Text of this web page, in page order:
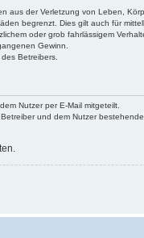
der Verletzung von Leben,
begrenzt. Dies gilt auch für
oder grob fahrlässigem
Gewinn.
Betreibers.
Nutzer per E-Mail mitgeteilt.
und dem Nutzer